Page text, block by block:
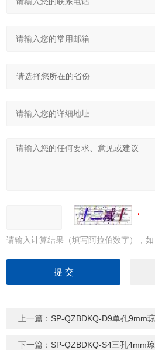
请输入计算结果（填写阿拉伯数字），
上一篇： SP-QZBDKQ-D9单孔9mm琼脂
下一篇： SP-QZBDKQ-S4三孔4mm琼脂